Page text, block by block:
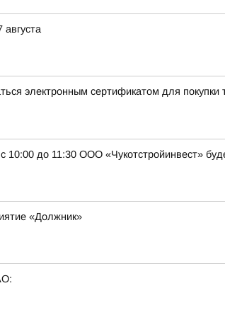
электронным сертификатом для
10:00 до 11:30 ООО «Чукотстройинвест»
«Должник»